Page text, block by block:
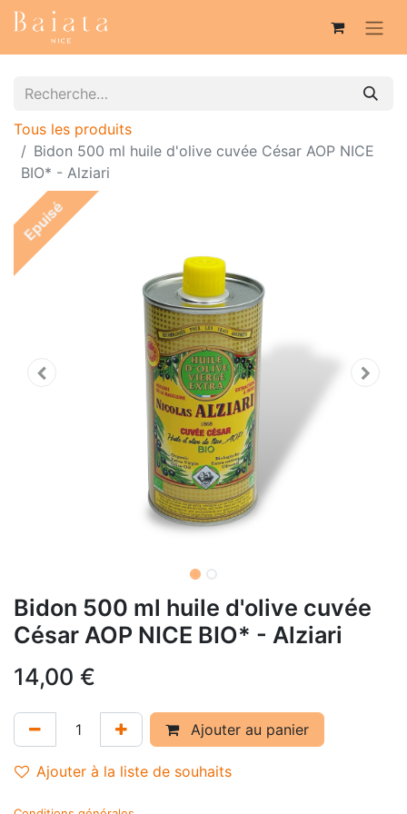
Tous les produits
Bidon 500 ml huile d'olive cuvée César AOP NICE
BIO* - Alziari
Epuisé
Bidon 500 ml huile d'olive cuvée
César AOP NICE BIO* - Alziari
14,00 €
Ajouter au panier
Ajouter à la liste de souhaits